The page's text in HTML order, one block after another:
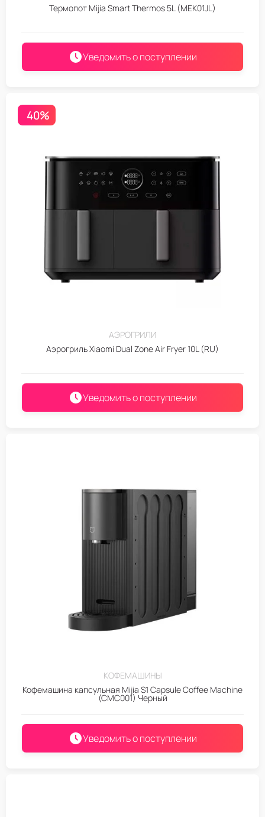
Термопот Mijia Smart Thermos 5L (MEK01JL)
Уведомить о поступлении
40%
АЭРОГРИЛИ
Аэрогриль Xiaomi Dual Zone Air Fryer 10L (RU)
Уведомить о поступлении
КОФЕМАШИНЫ
Кофемашина капсульная Mijia S1 Capsule Coffee Machine
(CMC001) Черный
Уведомить о поступлении